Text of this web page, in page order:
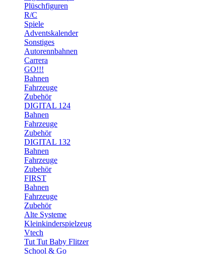
Plüschfiguren
R/C
Spiele
Adventskalender
Sonstiges
Autorennbahnen
Carrera
GO!!!
Bahnen
Fahrzeuge
Zubehör
DIGITAL 124
Bahnen
Fahrzeuge
Zubehör
DIGITAL 132
Bahnen
Fahrzeuge
Zubehör
FIRST
Bahnen
Fahrzeuge
Zubehör
Alte Systeme
Kleinkinderspielzeug
Vtech
Tut Tut Baby Flitzer
School & Go